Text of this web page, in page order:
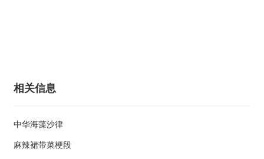
相关信息
中华海藻沙律
麻辣裙带菜梗段